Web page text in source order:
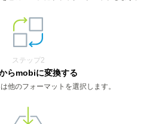
ステップ2
らmobiに変換する
他のフォーマットを選択します。